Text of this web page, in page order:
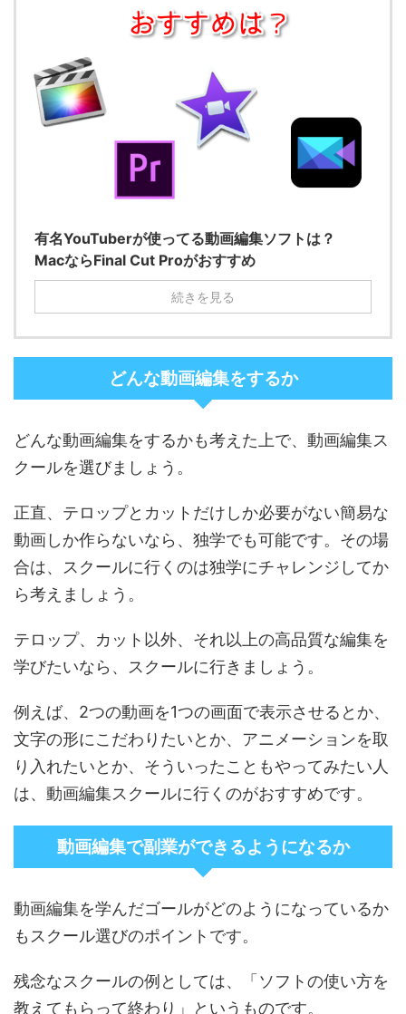
有名YouTuberが使ってる動画編集ソフトは？
MacならFinal Cut Proがおすすめ
続きを見る
どんな動画編集をするか
どんな動画編集をするかも考えた上で、動画編集ス
クールを選びましょう。
正直、テロップとカットだけしか必要がない簡易な
動画しか作らないなら、独学でも可能です。その場
合は、スクールに行くのは独学にチャレンジしてか
ら考えましょう。
テロップ、カット以外、それ以上の高品質な編集を
学びたいなら、スクールに行きましょう。
例えば、2つの動画を1つの画面で表示させるとか、
文字の形にこだわりたいとか、アニメーションを取
り入れたいとか、そういったこともやってみたい人
は、動画編集スクールに行くのがおすすめです。
動画編集で副業ができるようになるか
動画編集を学んだゴールがどのようになっているか
もスクール選びのポイントです。
残念なスクールの例としては、「ソフトの使い方を
教えてもらって終わり」というものです。